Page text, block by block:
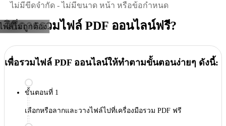
ไม่มีขีดจำกัด - ไม่มีขนาด หน้า หรือข้อกำหนด
ฟล์ไม่ถูกต้อง.
วิธีการรวมไฟล์ PDF ออนไลน์ฟรี?
เพื่อรวมไฟล์ PDF ออนไลน์ให้ทำตามขั้นตอนง่ายๆ ดังนี้:
ขั้นตอนที่ 1
เลือกหรือลากและวางไฟล์ไปที่เครื่องมือรวม PDF ฟรี